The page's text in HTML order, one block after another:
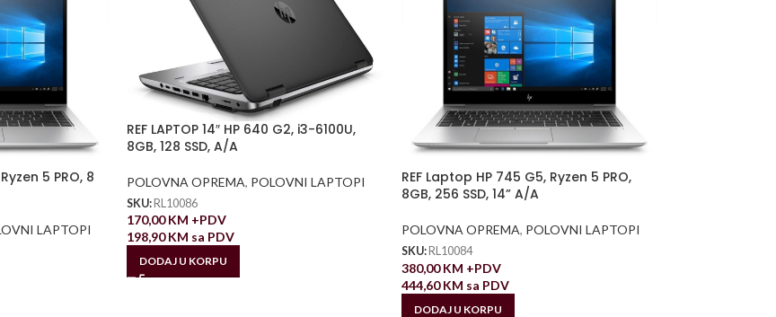
5 PRO, 8
LAPTOPI
REF LAPTOP 14″ HP 640 G2, i3-6100U,
8GB, 128 SSD, A/A
POLOVNA OPREMA, POLOVNI LAPTOPI
SKU: RL10086
170,00KM +PDV
198,90KM sa PDV
DODAJ U KORPU
REF Laptop HP 745 G5, Ryzen 5 PRO,
8GB, 256 SSD, 14” A/A
POLOVNA OPREMA, POLOVNI LAPTOPI
SKU: RL10084
380,00KM +PDV
444,60KM sa PDV
DODAJ U KORPU